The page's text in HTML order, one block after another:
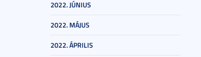
2022. JÚNIUS
2022. MÁJUS
2022. ÁPRILIS